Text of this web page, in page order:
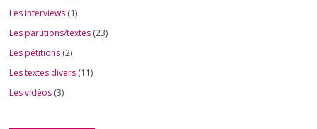
Les interviews (1)
Les parutions/textes (23)
Les pétitions (2)
Les textes divers (11)
Les vidéos (3)